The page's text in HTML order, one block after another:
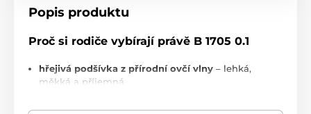
Popis produktu
Proč si rodiče vybírají právě B 1705 0.1
hřejivá podšívka z přírodní ovčí vlny – lehká,
měkká a příjemná